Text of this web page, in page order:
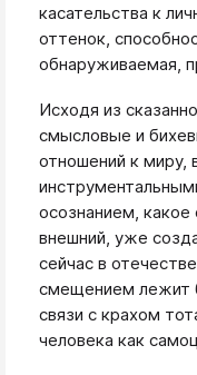
касательства к
оттенок,
обнаруживаемая,
Исходя из
смысловые и
отношений к миру,
осознанием,
внешний, уже
сейчас в
смещением лежит
связи с крахом
человека как